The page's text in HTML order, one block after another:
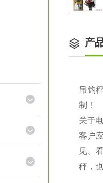
产
吊钩
制！
关于
客户
见。
秤，